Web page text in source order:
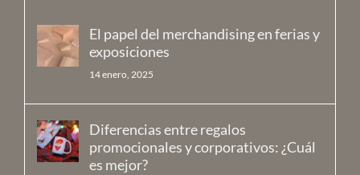
El papel del merchandising en ferias y
exposiciones
14 enero, 2025
Diferencias entre regalos
promocionales y corporativos: ¿Cuál
es mejor?